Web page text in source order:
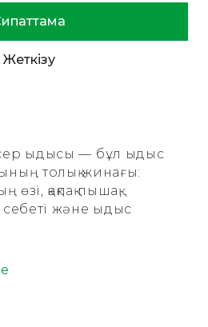
Жеткізу
ыдысы — бұл ыдыс
толық жинағы:
қақпақ пышақ,
және ыдыс